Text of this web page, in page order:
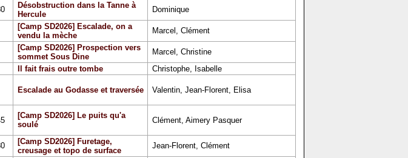
Désobstruction dans la Tanne à
Hercule
Dominique
[Camp SD2026] Escalade, on a
vendu la mèche
Marcel, Clément
[Camp SD2026] Prospection vers
sommet Sous Dine
Marcel, Christine
Il fait frais outre tombe
Christophe, Isabelle
Escalade au Godasse et traversée Valentin, Jean-Florent, Elisa
[Camp SD2026] Le puits qu'a
soulé
Clément, Aimery Pasquer
[Camp SD2026] Furetage,
creusage et topo de surface
Jean-Florent, Clément